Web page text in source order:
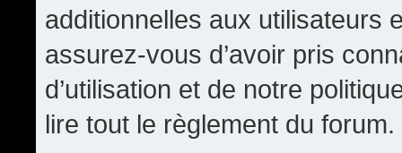
additionnelles aux utilisateurs
assurez-vous d’avoir pris
d’utilisation et de notre
lire tout le règlement du forum.